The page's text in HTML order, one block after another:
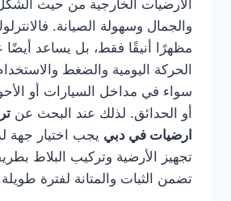
الأرضيات الخارجية من حيث
والجمال وسهولة الصيانة.
مظهرًا أنيقًا فقط، بل يساعد
الحركة اليومية والضغط
سواء في مداخل السيارات أو
أو الحدائق. لذلك عند البحث عن
ارضيات في دبي يجب اختيار جهة
تجهيز الأرضية وتركيب البلاط
تضمن الثبات والمتانة لفترة